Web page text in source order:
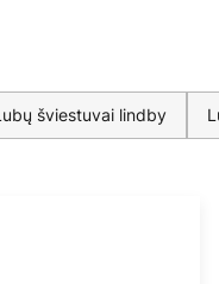
šviestuvai lindby